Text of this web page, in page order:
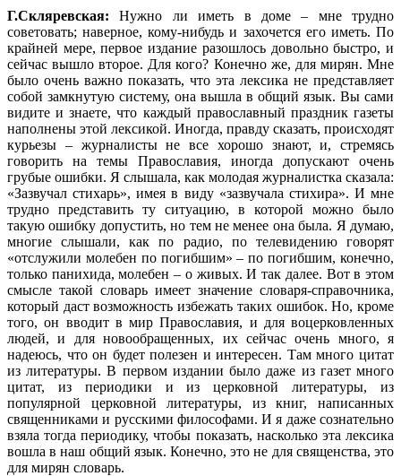
Г.Скляревская: Нужно ли иметь в доме – мне трудно
советовать; наверное, кому-нибудь и захочется его иметь. По
крайней мере, первое издание разошлось довольно быстро, и
сейчас вышло второе. Для кого? Конечно же, для мирян. Мне
было очень важно показать, что эта лексика не представляет
собой замкнутую систему, она вышла в общий язык. Вы сами
видите и знаете, что каждый православный праздник газеты
наполнены этой лексикой. Иногда, правду сказать, происходят
курьезы – журналисты не все хорошо знают, и, стремясь
говорить на темы Православия, иногда допускают очень
грубые ошибки. Я слышала, как молодая журналистка сказала:
«Зазвучал стихарь», имея в виду «зазвучала стихира». И мне
трудно представить ту ситуацию, в которой можно было
такую ошибку допустить, но тем не менее она была. Я думаю,
многие слышали, как по радио, по телевидению говорят
«отслужили молебен по погибшим» – по погибшим, конечно,
только панихида, молебен – о живых. И так далее. Вот в этом
смысле такой словарь имеет значение словаря-справочника,
который даст возможность избежать таких ошибок. Но, кроме
того, он вводит в мир Православия, и для воцерковленных
людей, и для новообращенных, их сейчас очень много, я
надеюсь, что он будет полезен и интересен. Там много цитат
из литературы. В первом издании было даже из газет много
цитат, из периодики и из церковной литературы, из
популярной церковной литературы, из книг, написанных
священниками и русскими философами. И я даже сознательно
взяла тогда периодику, чтобы показать, насколько эта лексика
вошла в наш общий язык. Конечно, это не для священства, это
для мирян словарь.